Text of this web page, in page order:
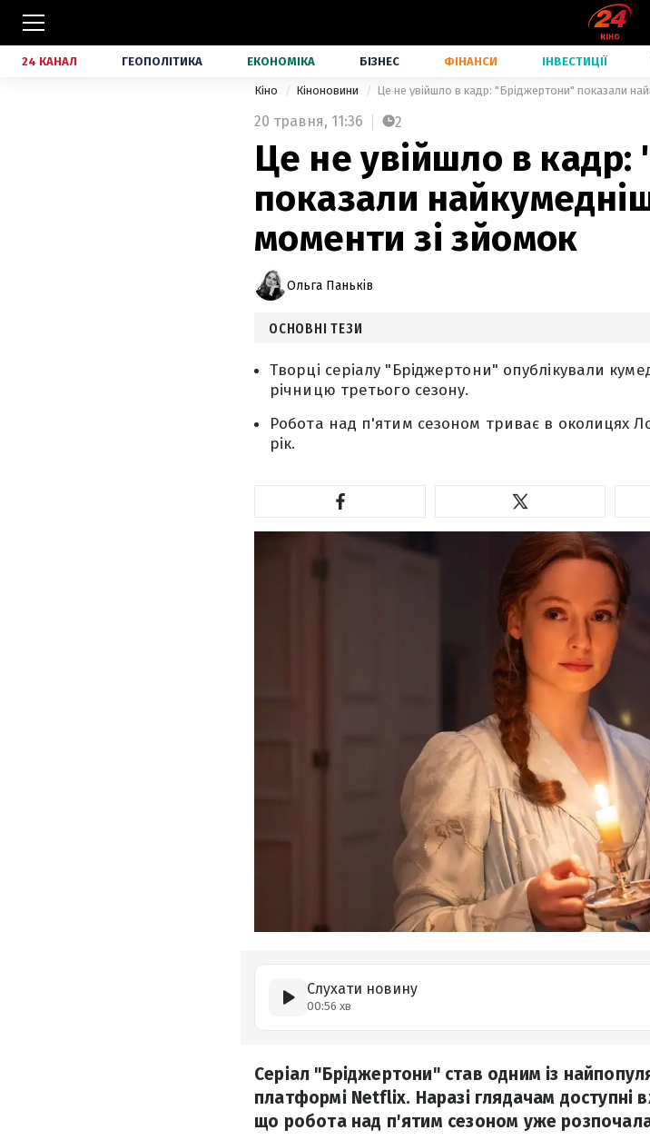
24 КАНАЛ ГЕОПОЛІТИКА ЕКОНОМІКА БІЗНЕС ФІНАНСИ ІНВЕСТИЦІЇ
Кіно Кіноновини Це не увійшло в кадр: "Бріджертони" показали
20 травня, 11:36 2
Це не увійшло в
показали
моменти зі зйомок
Ольга Паньків
ОСНОВНІ ТЕЗИ
Творці серіалу "Бріджертони" опублікували
річницю третього сезону.
Робота над п'ятим сезоном триває в околицях
рік.
Слухати новину
00:56 хв
Серіал "Бріджертони" став одним із
платформі Netflix. Наразі глядачам доступні
що робота над п'ятим сезоном уже